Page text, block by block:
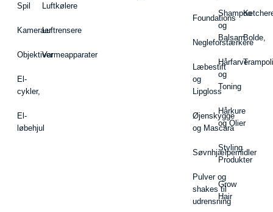
Spil
Kameraer
Objektiver
El-
cykler,
El-
løbehjul
Luftkølere
Luftrensere
Varmeapparater
Foundations
Negleforstærkere
Læbestift
og
Lipgloss
Øjenskygge
og Mascara
Søvnhjælpemidler
Pulver og
shakes til
udrensning
Shampoo
og
Balsam
Hårfarve
og
Toning
Hårkure
og Olier
Styling
Produkter
Grow
Hair
Bolde,